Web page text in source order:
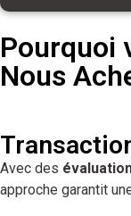
Pourquoi
Nous
Avec des
approche garantit